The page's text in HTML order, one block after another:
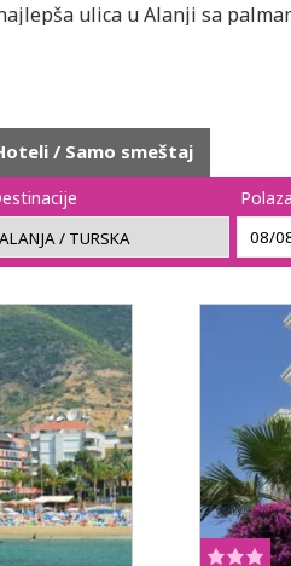
ulica u Alanji sa
/ Samo smeštaj